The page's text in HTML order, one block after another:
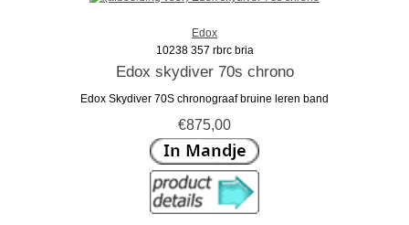
Edox
10238 357 rbrc bria
Edox skydiver 70s chrono
Edox Skydiver 70S chronograaf bruine leren band
€875,00